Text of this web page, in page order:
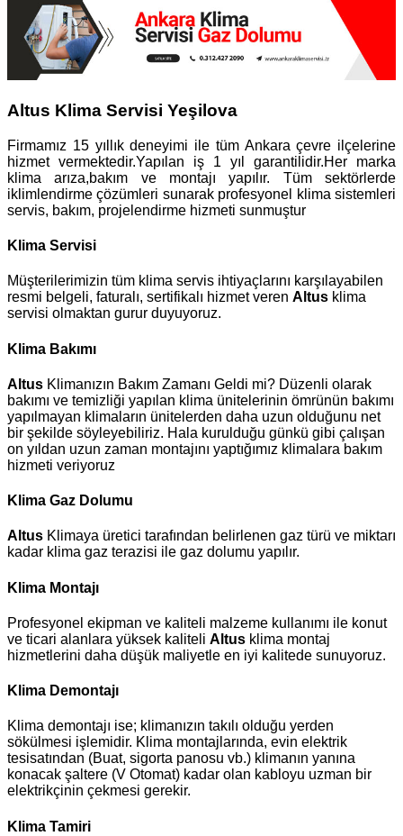
Altus Klima Servisi Yeşilova
Firmamız 15 yıllık deneyimi ile tüm Ankara çevre ilçelerine
hizmet vermektedir.Yapılan iş 1 yıl garantilidir.Her marka
klima arıza,bakım ve montajı yapılır. Tüm sektörlerde
iklimlendirme çözümleri sunarak profesyonel klima sistemleri
servis, bakım, projelendirme hizmeti sunmuştur
Klima Servisi
Müşterilerimizin tüm klima servis ihtiyaçlarını karşılayabilen
resmi belgeli, faturalı, sertifikalı hizmet veren Altus klima
servisi olmaktan gurur duyuyoruz.
Klima Bakımı
Altus Klimanızın Bakım Zamanı Geldi mi? Düzenli olarak
bakımı ve temizliği yapılan klima ünitelerinin ömrünün bakımı
yapılmayan klimaların ünitelerden daha uzun olduğunu net
bir şekilde söyleyebiliriz. Hala kurulduğu günkü gibi çalışan
on yıldan uzun zaman montajını yaptığımız klimalara bakım
hizmeti veriyoruz
Klima Gaz Dolumu
Altus Klimaya üretici tarafından belirlenen gaz türü ve miktarı
kadar klima gaz terazisi ile gaz dolumu yapılır.
Klima Montajı
Profesyonel ekipman ve kaliteli malzeme kullanımı ile konut
ve ticari alanlara yüksek kaliteli Altus klima montaj
hizmetlerini daha düşük maliyetle en iyi kalitede sunuyoruz.
Klima Demontajı
Klima demontajı ise; klimanızın takılı olduğu yerden
sökülmesi işlemidir. Klima montajlarında, evin elektrik
tesisatından (Buat, sigorta panosu vb.) klimanın yanına
konacak şaltere (V Otomat) kadar olan kabloyu uzman bir
elektrikçinin çekmesi gerekir.
Klima Tamiri